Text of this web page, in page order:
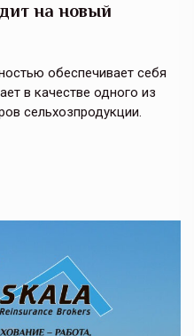
на новый
обеспечивает себя
в качестве одного из
сельхозпродукции.